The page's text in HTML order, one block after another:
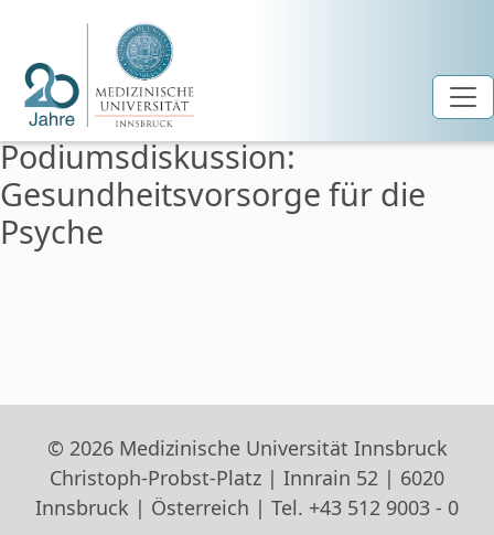
Zum Hauptinhalt springen
Podiumsdiskussion:
Gesundheitsvorsorge für die
Psyche
© 2026 Medizinische Universität Innsbruck
Christoph-Probst-Platz | Innrain 52 | 6020
Innsbruck | Österreich | Tel. +43 512 9003 - 0